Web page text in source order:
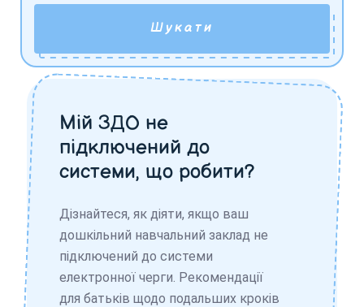
Шукати
Мій ЗДО не
підключений до
системи, що робити?
Дізнайтеся, як діяти, якщо ваш
дошкільний навчальний заклад не
підключений до системи
електронної черги. Рекомендації
для батьків щодо подальших кроків